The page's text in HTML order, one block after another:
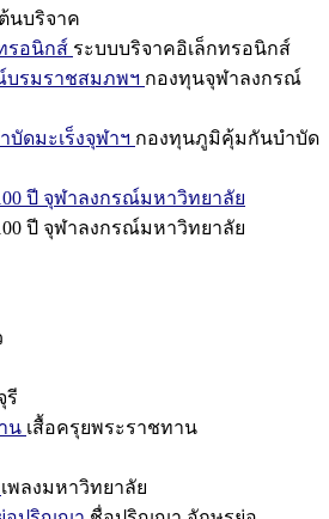
นบริจาค
รอนิกส์ ระบบบริจาคอิเล็กทรอนิกส์
บรมราชสมภพฯ กองทุนจุฬาลงกรณ์
ดมะเร็งจุฬาฯ กองทุนภูมิคุ้มกันบำบัด
ปี จุฬาลงกรณ์มหาวิทยาลัย
ปี จุฬาลงกรณ์มหาวิทยาลัย
รี
น เสื้อครุยพระราชทาน
เพลงมหาวิทยาลัย